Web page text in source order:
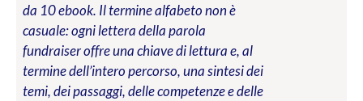
da 10 ebook. Il termine alfabeto non è
casuale: ogni lettera della parola
fundraiser offre una chiave di lettura e, al
termine dell’intero percorso, una sintesi dei
temi, dei passaggi, delle competenze e delle